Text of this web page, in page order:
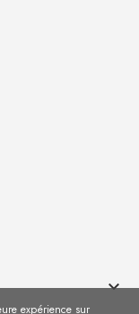
keyboard_arrow_down
expérience sur